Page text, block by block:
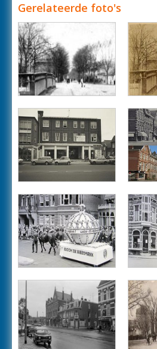
Gerelateerde foto's